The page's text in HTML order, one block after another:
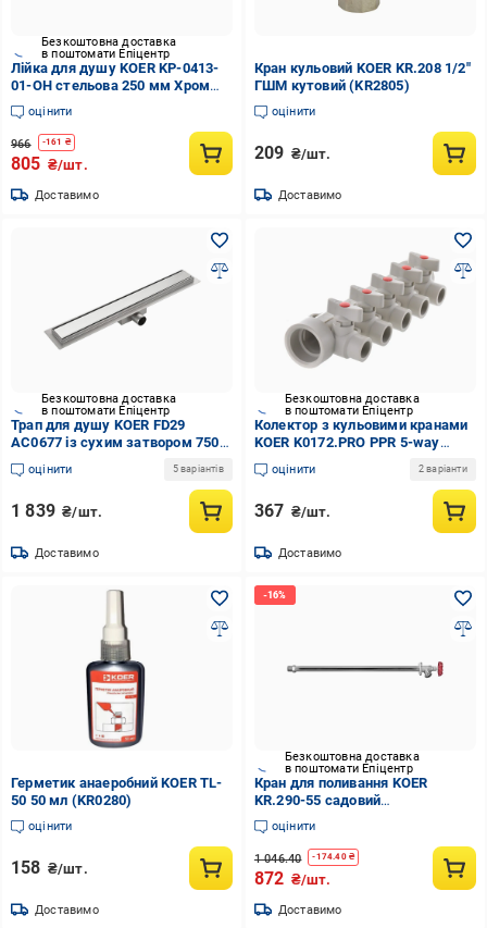
Безкоштовна доставка
в поштомати Епіцентр
Лійка для душу KOER KP-0413-
01-OH стельова 250 мм Хром
(KR5417)
оцінити
966 -161 ₴
805 ₴/шт.
Доставимо
Кран кульовий KOER KR.208 1/2"
ГШМ кутовий (KR2805)
оцінити
209 ₴/шт.
Доставимо
Безкоштовна доставка
в поштомати Епіцентр
Трап для душу KOER FD29
AC0677 із сухим затвором 750
мм (272302)
оцінити 5 варіантів
1 839 ₴/шт.
Доставимо
Безкоштовна доставка
в поштомати Епіцентр
Колектор з кульовими кранами
KOER K0172.PRO PPR 5-way
відсікаючий для
водопостачання/опалення 40x20
оцінити 2 варіанти
367 ₴/шт.
Доставимо
Герметик анаеробний KOER TL-
50 50 мл (KR0280)
оцінити
158 ₴/шт.
Доставимо
Безкоштовна доставка
в поштомати Епіцентр
Кран для поливання KOER
KR.290-55 садовий
незамерзаючий 55 см (KR5257)
оцінити
1 046.40 -174.40₴
872 ₴/шт.
Доставимо